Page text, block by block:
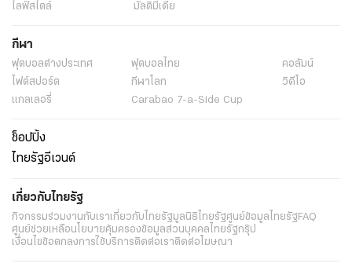
ไลฟ์สไตล์
มัลติมีเดีย
กีฬา
ฟุตบอลต่่างประเทศ ฟุตบอลไทย
คอลัมน์
ไฟต์สปอร์ต
กีฬาโลก
วิดีโอ
แกลเลอรี่
Carabao 7-a-Side Cup
ช็อปปิ้ง
ไทยรัฐอีเวนต์
เกี่ยวกับไทยรัฐ
กิจกรรมร่วมงานกับเราเกี่ยวกับไทยรัฐมูลนิธิไทยรัฐศูนย์ข้อมูลไทยรัฐFAQ
ศูนย์ช่วยเหลือนโยบายคุ้มครองข้อมูลส่วนบุคคลไทยรัฐกรุ๊ป
เงื่อนไขข้อตกลงการใช้บริการติดต่อเราติดต่อโฆษณา